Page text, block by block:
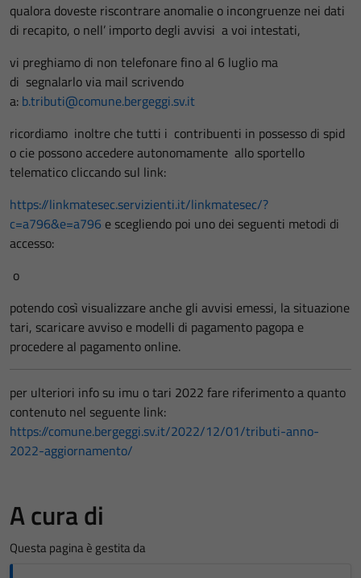
qualora doveste riscontrare anomalie o incongruenze nei dati
di recapito, o nell’ importo degli avvisi a voi intestati,
vi preghiamo di non telefonare fino al 6 luglio ma
di segnalarlo via mail scrivendo
a: b.tributi@comune.bergeggi.sv.it
ricordiamo inoltre che tutti i contribuenti in possesso di spid
o cie possono accedere autonomamente allo sportello
telematico cliccando sul link:
https://linkmatesec.servizienti.it/linkmatesec/?
c=a796&e=a796 e scegliendo poi uno dei seguenti metodi di
accesso:
o
potendo così visualizzare anche gli avvisi emessi, la situazione
tari, scaricare avviso e modelli di pagamento pagopa e
procedere al pagamento online.
per ulteriori info su imu o tari 2022 fare riferimento a quanto
contenuto nel seguente link:
https://comune.bergeggi.sv.it/2022/12/01/tributi-anno-
2022-aggiornamento/
A cura di
Questa pagina è gestita da